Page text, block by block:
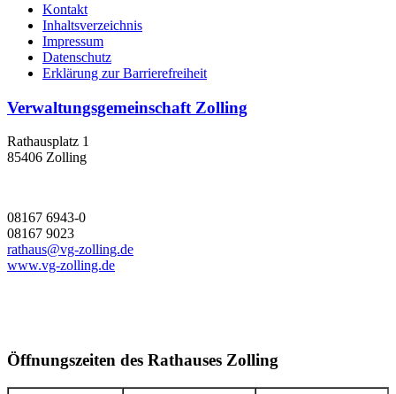
Kontakt
Inhaltsverzeichnis
Impressum
Datenschutz
Erklärung zur Barrierefreiheit
Verwaltungsgemeinschaft Zolling
Rathausplatz 1
85406 Zolling
08167 6943-0
08167 9023
rathaus@vg-zolling.de
www.vg-zolling.de
Öffnungszeiten des Rathauses Zolling